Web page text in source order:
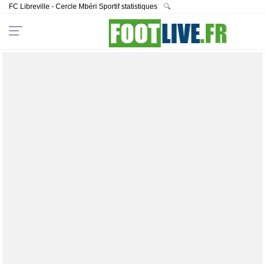
FC Libreville - Cercle Mbéri Sportif statistiques 🔍